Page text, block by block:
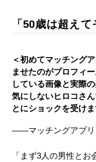
「50歳は超え
＜初めてマッチング
ませたのがプロフィ
している画像と実際
気にしないヒロコさ
とにショックを受けま
――マッチングアプリ
「まず3人の男性と